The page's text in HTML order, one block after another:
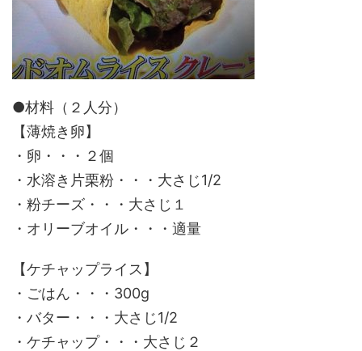
●材料（２人分）
【薄焼き卵】
・卵・・・２個
・水溶き片栗粉・・・大さじ1/2
・粉チーズ・・・大さじ１
・オリーブオイル・・・適量
【ケチャップライス】
・ごはん・・・300g
・バター・・・大さじ1/2
・ケチャップ・・・大さじ２